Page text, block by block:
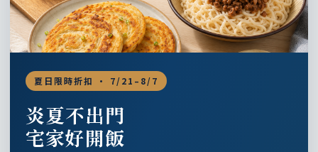
夏日限時折扣 · 7/21–8/7
炎夏不出門
宅家好開飯